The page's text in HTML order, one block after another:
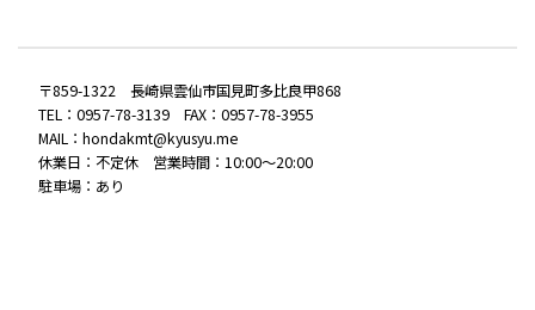
〒859-1322 長崎県雲仙市国見町多比良甲868
TEL：0957-78-3139 FAX：0957-78-3955
MAIL：hondakmt@kyusyu.me
休業日：不定休 営業時間：10:00〜20:00
駐車場：あり